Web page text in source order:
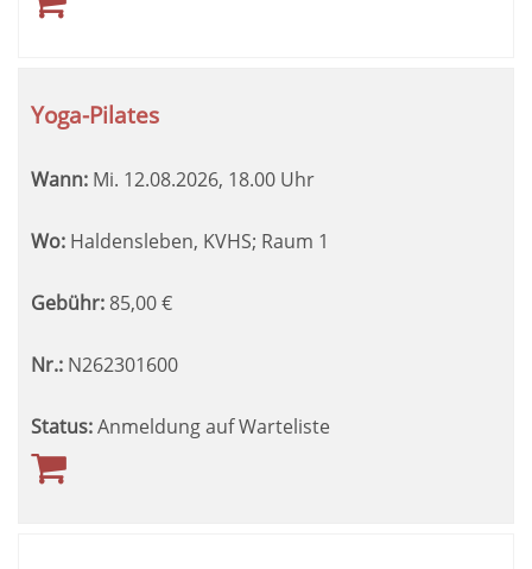
Yoga-Pilates
Wann: Mi. 12.08.2026, 18.00 Uhr
Wo: Haldensleben, KVHS; Raum 1
Gebühr: 85,00€
Nr.: N262301600
Status:Anmeldung auf Warteliste